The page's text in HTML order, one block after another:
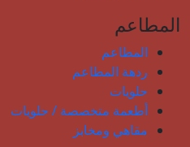
المطاعم
المطاعم
ردهة المطاعم
حلويات
أطعمة متخصصة / حلويات
مقاهي ومخابز